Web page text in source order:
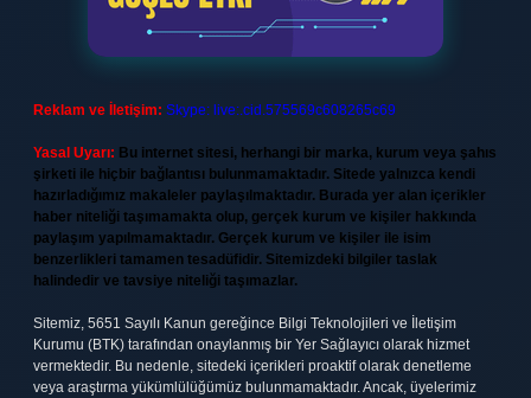
Reklam ve İletişim: Skype: live:.cid.575569c608265c69
Yasal Uyarı: Bu internet sitesi, herhangi bir marka, kurum veya şahıs
şirketi ile hiçbir bağlantısı bulunmamaktadır. Sitede yalnızca kendi
hazırladığımız makaleler paylaşılmaktadır. Burada yer alan içerikler
haber niteliği taşımamakta olup, gerçek kurum ve kişiler hakkında
paylaşım yapılmamaktadır. Gerçek kurum ve kişiler ile isim
benzerlikleri tamamen tesadüfidir. Sitemizdeki bilgiler taslak
halindedir ve tavsiye niteliği taşımazlar.
Sitemiz, 5651 Sayılı Kanun gereğince Bilgi Teknolojileri ve İletişim
Kurumu (BTK) tarafından onaylanmış bir Yer Sağlayıcı olarak hizmet
vermektedir. Bu nedenle, sitedeki içerikleri proaktif olarak denetleme
veya araştırma yükümlülüğümüz bulunmamaktadır. Ancak, üyelerimiz